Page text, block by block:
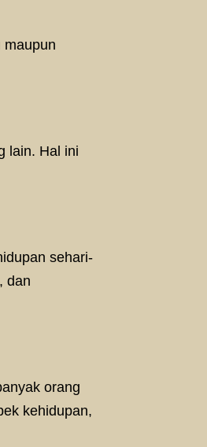
maupun
lain. Hal ini
sehari-
dan
orang
kehidupan,